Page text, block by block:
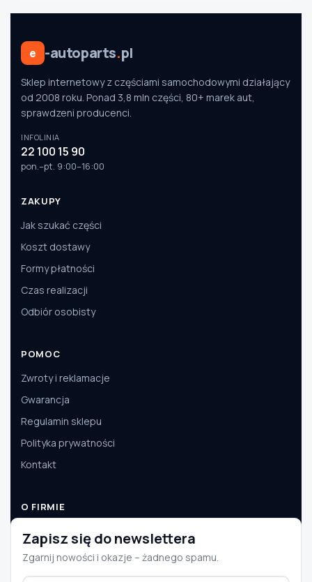
e -autoparts.pl
Sklep internetowy z częściami samochodowymi działający
od 2008 roku. Ponad 3,8 mln części, 80+ marek aut,
sprawdzeni producenci.
INFOLINIA
22 100 15 90
pon.–pt. 9:00–16:00
ZAKUPY
Jak szukać części
Koszt dostawy
Formy płatności
Czas realizacji
Odbiór osobisty
POMOC
Zwroty i reklamacje
Gwarancja
Regulamin sklepu
Polityka prywatności
Kontakt
O FIRMIE
O nas
Dane firmy
Aktualności
Zapisz się do newslettera
Zgarnij nowości i okazje – żadnego spamu.